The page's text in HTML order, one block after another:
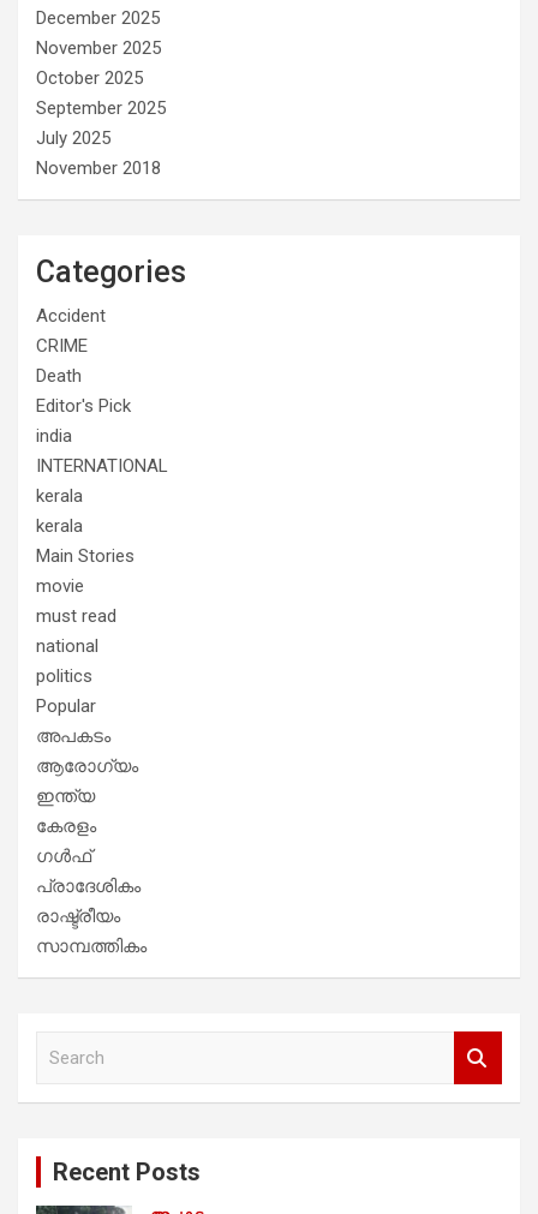
December 2025
November 2025
October 2025
September 2025
July 2025
November 2018
Categories
Accident
CRIME
Death
Editor's Pick
india
INTERNATIONAL
kerala
kerala
Main Stories
movie
must read
national
politics
Popular
അപകടം
ആരോഗ്യം
ഇന്ത്യ
കേരളം
ഗൾഫ്
പ്രാദേശികം
രാഷ്ട്രീയം
സാമ്പത്തികം
Recent Posts